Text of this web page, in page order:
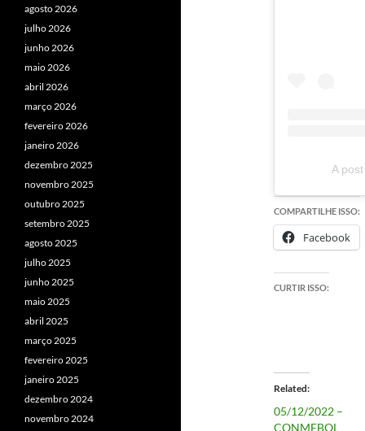
A
COMPARTILHE ISSO:
Facebook
CURTIR ISSO:
Related
05/12/2022 –
CONMEBOL
agosto 2026
julho 2026
junho 2026
maio 2026
abril 2026
março 2026
fevereiro 2026
janeiro 2026
dezembro 2025
novembro 2025
outubro 2025
setembro 2025
agosto 2025
julho 2025
junho 2025
maio 2025
abril 2025
março 2025
fevereiro 2025
janeiro 2025
dezembro 2024
novembro 2024